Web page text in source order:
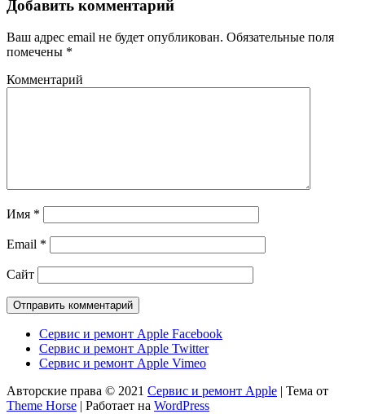
Добавить комментарий
Ваш адрес email не будет опубликован. Обязательные поля
помечены *
Комментарий
Имя *
Email *
Сайт
Сервис и ремонт Apple Facebook
Сервис и ремонт Apple Twitter
Сервис и ремонт Apple Vimeo
Авторские права © 2021 Сервис и ремонт Apple | Тема от
Theme Horse | Работает на WordPress